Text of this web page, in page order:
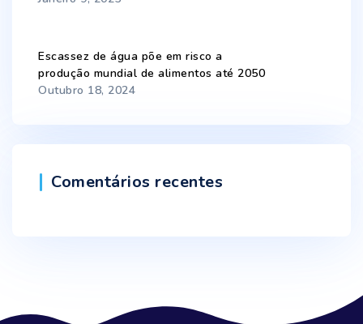
Escassez de água põe em risco a
produção mundial de alimentos até 2050
Outubro 18, 2024
Comentários recentes